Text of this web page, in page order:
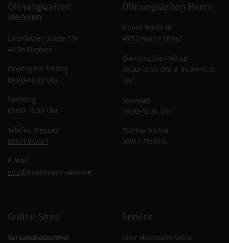
Öffnungszeiten
Meppen
Esterfelder Stiege 119
49716 Meppen
Montag bis Freitag
09.00–18.30 Uhr
Samstag
09.00–16.00 Uhr
Telefon Meppen
05931 847571
E-Mail
info@huelsmann-wein.de
Öffnungszeiten Haren
Neuer Markt 16
49733 Haren (Ems)
Dienstag bis Freitag
09.30–13.00 Uhr & 14.00–17.30
uhr
Samstag
09.30–12.30 Uhr
Telefon Haren
05932 7333916
Online-Shop
Versandkostenfrei
Service
Über Hülsmann Wein